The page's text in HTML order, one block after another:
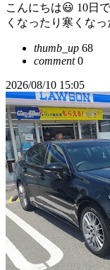
こんにちは😃 10日
くなったり寒くな
thumb_up 68
comment0
2026/08/10 15:05